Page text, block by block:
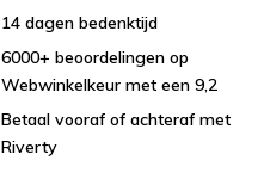
14 dagen bedenktijd
6000+ beoordelingen op
Webwinkelkeur met een 9,2
Betaal vooraf of achteraf met
Riverty